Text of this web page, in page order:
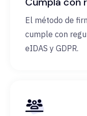
El método de
cumple con
eIDAS y GDPR.